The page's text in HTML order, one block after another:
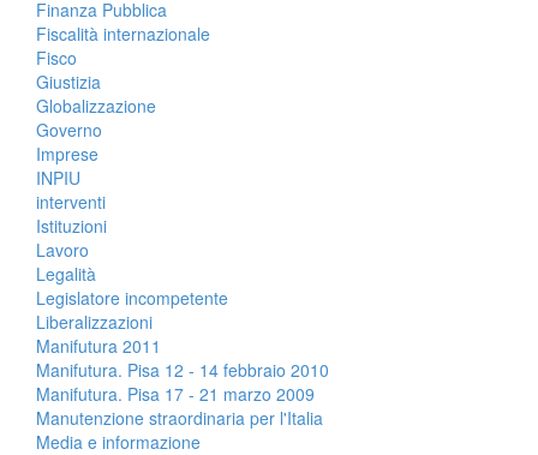
Finanza Pubblica
Fiscalità internazionale
Fisco
Giustizia
Globalizzazione
Governo
Imprese
INPIU
interventi
Istituzioni
Lavoro
Legalità
Legislatore incompetente
Liberalizzazioni
Manifutura 2011
Manifutura. Pisa 12 - 14 febbraio 2010
Manifutura. Pisa 17 - 21 marzo 2009
Manutenzione straordinaria per l'Italia
Media e informazione